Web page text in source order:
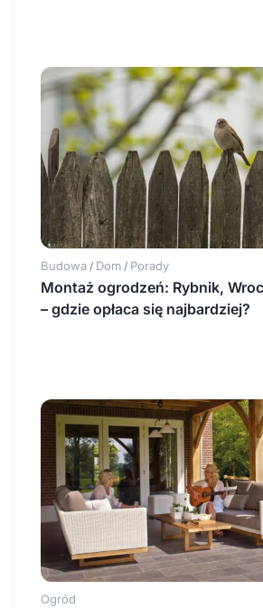
Budowa / Dom / Porady
Montaż ogrodzeń: Rybnik,
– gdzie opłaca się najbardziej?
Ogród